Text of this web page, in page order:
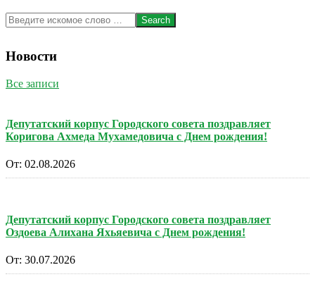
Search
Новости
Все записи
Депутатский корпус Городского совета поздравляет
Коригова Ахмеда Мухамедовича с Днем рождения!
От: 02.08.2026
Депутатский корпус Городского совета поздравляет
Оздоева Алихана Яхьяевича с Днем рождения!
От: 30.07.2026